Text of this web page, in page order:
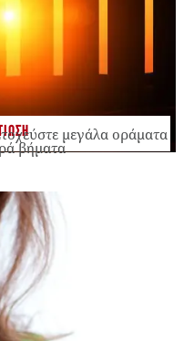
μεγάλα οράματα
βήματα